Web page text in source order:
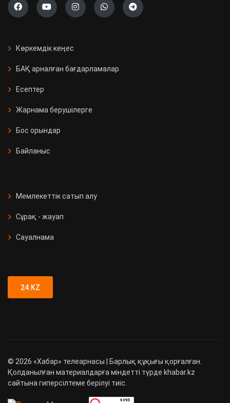
Көркемдік кеңес
БАҚ арналған бағдарламалар
Есептер
Жарнама берушілерге
Бос орындар
Байланыс
Мемлекеттік сатып алу
Сұрақ - жауап
Сауалнама
24.KZ
© 2026 «Хабар» телеарнасы | Барлық құқығы қорғалған.
Қолданылған материалдарға міндетті түрде khabar.kz
сайтына гиперсілтеме берілуі тиіс.